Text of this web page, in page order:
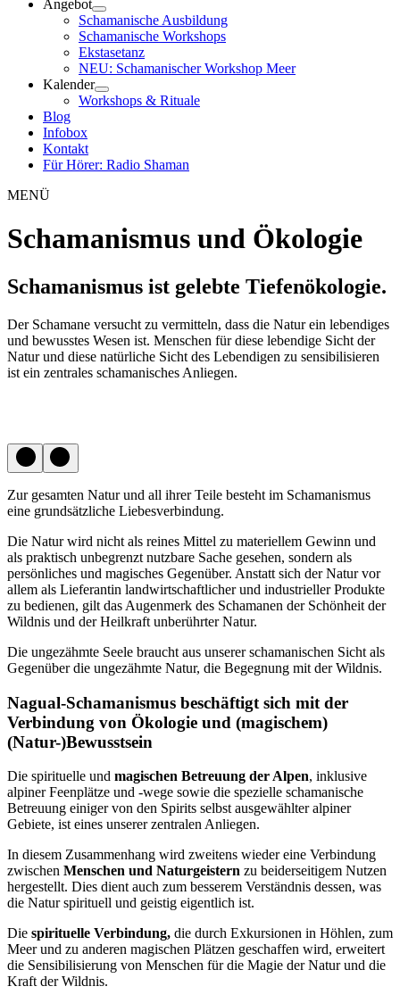
Angebot
Schamanische Ausbildung
Schamanische Workshops
Ekstasetanz
NEU: Schamanischer Workshop Meer
Kalender
Workshops & Rituale
Blog
Infobox
Kontakt
Für Hörer: Radio Shaman
MENÜ
Schamanismus und Ökologie
Schamanismus ist gelebte Tiefenökologie.
Der Schamane versucht zu vermitteln, dass die Natur ein lebendiges
und bewusstes Wesen ist. Menschen für diese lebendige Sicht der
Natur und diese natürliche Sicht des Lebendigen zu sensibilisieren
ist ein zentrales schamanisches Anliegen.
Zur gesamten Natur und all ihrer Teile besteht im Schamanismus
eine grundsätzliche Liebesverbindung.
Die Natur wird nicht als reines Mittel zu materiellem Gewinn und
als praktisch unbegrenzt nutzbare Sache gesehen, sondern als
persönliches und magisches Gegenüber. Anstatt sich der Natur vor
allem als Lieferantin landwirtschaftlicher und industrieller Produkte
zu bedienen, gilt das Augenmerk des Schamanen der Schönheit der
Wildnis und der Heilkraft unberührter Natur.
Die ungezähmte Seele braucht aus unserer schamanischen Sicht als
Gegenüber die ungezähmte Natur, die Begegnung mit der Wildnis.
Nagual-Schamanismus beschäftigt sich mit der
Verbindung von Ökologie und (magischem)
(Natur-)Bewusstsein
Die spirituelle und magischen Betreuung der Alpen, inklusive
alpiner Feenplätze und -wege sowie die spezielle schamanische
Betreuung einiger von den Spirits selbst ausgewählter alpiner
Gebiete, ist eines unserer zentralen Anliegen.
In diesem Zusammenhang wird zweitens wieder eine Verbindung
zwischen Menschen und Naturgeistern zu beiderseitigem Nutzen
hergestellt. Dies dient auch zum besserem Verständnis dessen, was
die Natur spirituell und geistig eigentlich ist.
Die spirituelle Verbindung, die durch Exkursionen in Höhlen, zum
Meer und zu anderen magischen Plätzen geschaffen wird, erweitert
die Sensibilisierung von Menschen für die Magie der Natur und die
Kraft der Wildnis.